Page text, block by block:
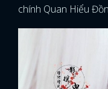
chính Quan Hiểu